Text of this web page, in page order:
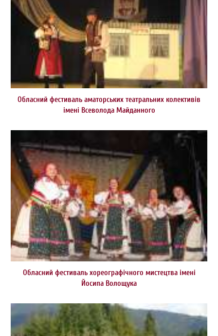
Обласний фестиваль аматорських театральних колективів
імені Всеволода Майданного
Обласний фестиваль хореографічного мистецтва імені
Йосипа Волощука